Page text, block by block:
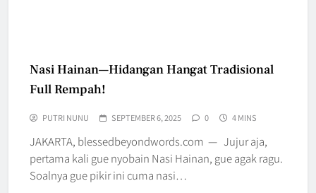
Nasi Hainan—Hidangan Hangat Tradisional
Full Rempah!
PUTRI NUNU SEPTEMBER 6, 2025 0 4 MINS
JAKARTA, blessedbeyondwords.com — Jujur aja,
pertama kali gue nyobain Nasi Hainan, gue agak ragu.
Soalnya gue pikir ini cuma nasi…